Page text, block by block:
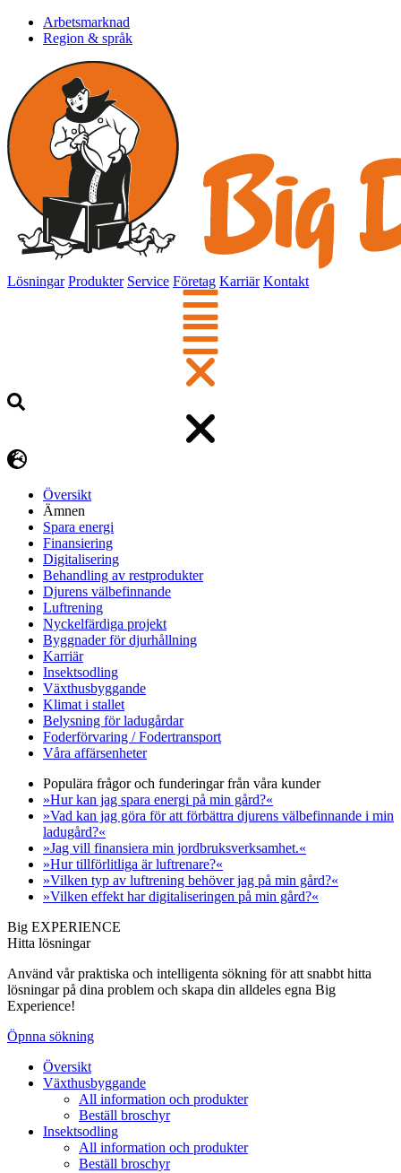
Arbetsmarknad
Region & språk
Lösningar Produkter Service Företag Karriär Kontakt
Översikt
Ämnen
Spara energi
Finansiering
Digitalisering
Behandling av restprodukter
Djurens välbefinnande
Luftrening
Nyckelfärdiga projekt
Byggnader för djurhållning
Karriär
Insektsodling
Växthusbyggande
Klimat i stallet
Belysning för ladugårdar
Foderförvaring / Fodertransport
Våra affärsenheter
Populära frågor och funderingar från våra kunder
»Hur kan jag spara energi på min gård?«
»Vad kan jag göra för att förbättra djurens välbefinnande i min
ladugård?«
»Jag vill finansiera min jordbruksverksamhet.«
»Hur tillförlitliga är luftrenare?«
»Vilken typ av luftrening behöver jag på min gård?«
»Vilken effekt har digitaliseringen på min gård?«
Big EXPERIENCE
Hitta lösningar
Använd vår praktiska och intelligenta sökning för att snabbt hitta
lösningar på dina problem och skapa din alldeles egna Big
Experience!
Öpnna sökning
Översikt
Växthusbyggande
All information och produkter
Beställ broschyr
Insektsodling
All information och produkter
Beställ broschyr